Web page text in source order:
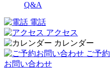
Q&A
電話
アクセス
カレンダー
ご予約
お問い合わせ